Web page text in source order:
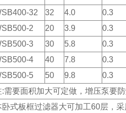
32
32 4.0 0.3
2
20 3.9 0.3
3
30 5.8 0.3
4
40 7.8 0.3
5
50 9.8 0.3
:需要面积加大可定做，增压泵要
卧式板框过滤器大可加工60层，采